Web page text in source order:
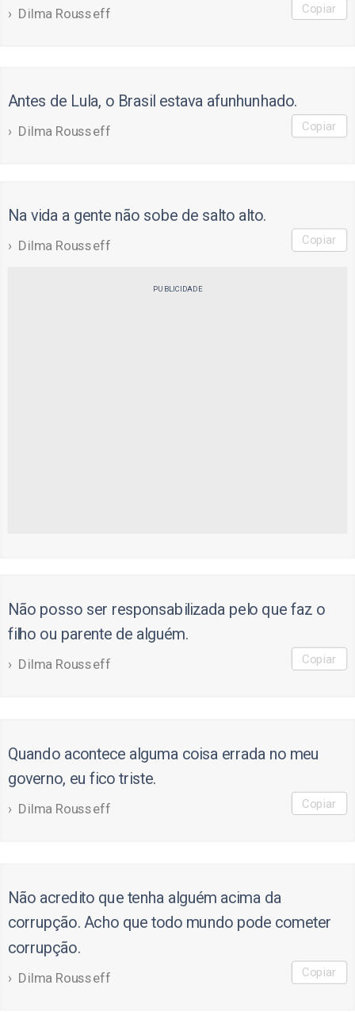
Dilma Rousseff Copiar
Antes de Lula, o Brasil estava afunhunhado.
Dilma Rousseff Copiar
Na vida a gente não sobe de salto alto.
Dilma Rousseff Copiar
PUBLICIDADE
Não posso ser responsabilizada pelo que faz o
filho ou parente de alguém.
Dilma Rousseff Copiar
Quando acontece alguma coisa errada no meu
governo, eu fico triste.
Dilma Rousseff Copiar
Não acredito que tenha alguém acima da
corrupção. Acho que todo mundo pode cometer
corrupção.
Dilma Rousseff Copiar